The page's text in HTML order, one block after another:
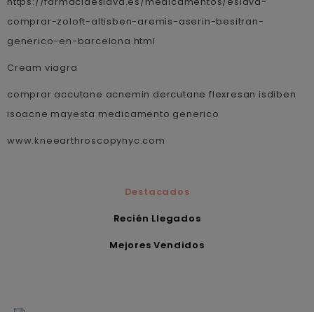
comprar-zoloft-altisben-aremis-aserin-besitran-
generico-en-barcelona.html
Cream viagra
comprar accutane acnemin dercutane flexresan isdiben
isoacne mayesta medicamento generico
www.kneearthroscopynyc.com
Destacados
Recién Llegados
Mejores Vendidos